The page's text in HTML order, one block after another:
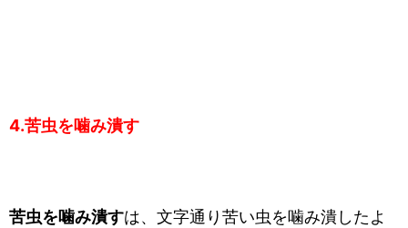
4.苦虫を噛み潰す
苦虫を噛み潰すは、文字通り苦い虫を噛み潰したよ